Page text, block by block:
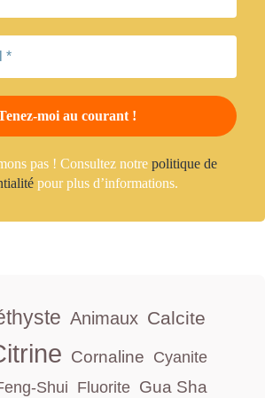
pas ! Consultez notre politique de
pour plus d’informations.
Animaux Calcite
Cornaline Cyanite
Shui Fluorite Gua Sha